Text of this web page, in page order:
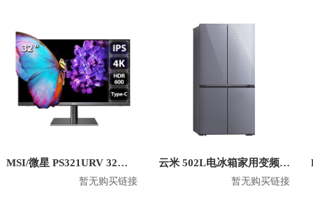
MSI/微星 PS321URV 32英寸4K显示屏
暂无购买链接
云米 502L电冰箱家用变频十字对开门双开门风冷无霜 BCD-502WGSA
暂无购买链接